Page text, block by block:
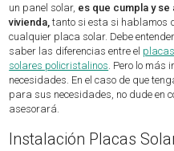
un panel solar, es que cumpla y
vivienda, tanto si esta si hablamos
cualquier placa solar. Debe
saber las diferencias entre el
solares policristalinos . Pero lo
necesidades. En el caso de que
para sus necesidades, no dude en
asesorará.
Instalación Placas